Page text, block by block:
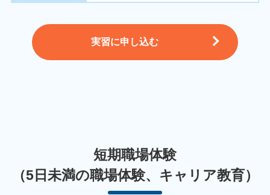
実習に申し込む
短期職場体験
（5日未満の職場体験、キャリア教育）